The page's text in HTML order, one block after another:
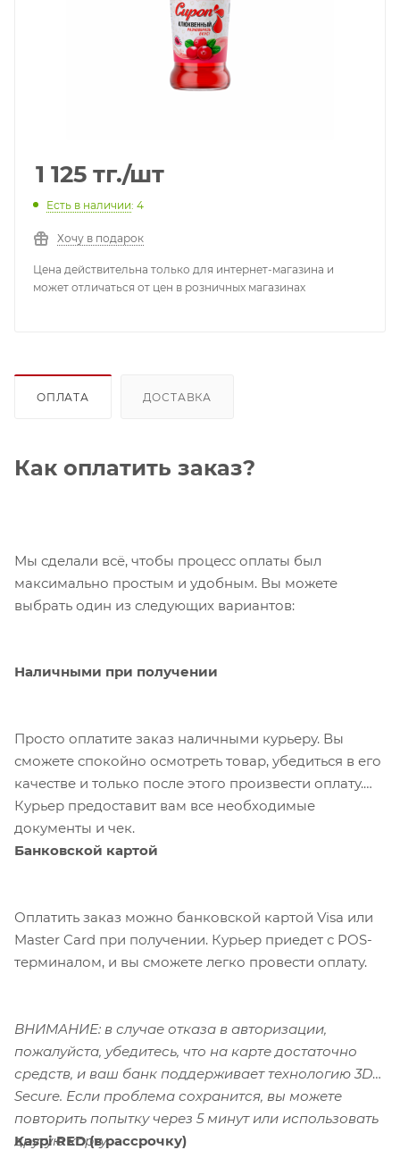
1 125 тг./шт
Есть в наличии: 4
Хочу в подарок
Цена действительна только для интернет-магазина и
может отличаться от цен в розничных магазинах
ОПЛАТА ДОСТАВКА
Как оплатить заказ?
Мы сделали всё, чтобы процесс оплаты был
максимально простым и удобным. Вы можете
выбрать один из следующих вариантов:
Наличными при получении
Просто оплатите заказ наличными курьеру. Вы
сможете спокойно осмотреть товар, убедиться в его
качестве и только после этого произвести оплату.
Курьер предоставит вам все необходимые
документы и чек.
Банковской картой
Оплатить заказ можно банковской картой Visa или
Master Card при получении. Курьер приедет с POS-
терминалом, и вы сможете легко провести оплату.
ВНИМАНИЕ: в случае отказа в авторизации,
пожалуйста, убедитесь, что на карте достаточно
средств, и ваш банк поддерживает технологию 3D-
Secure. Если проблема сохранится, вы можете
повторить попытку через 5 минут или использовать
другую карту.
Kaspi RED (в рассрочку)